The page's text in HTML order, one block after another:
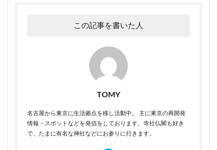
この記事を書いた人
TOMY
名古屋から東京に生活拠点を移し活動中。 主に東京の再開発
情報・スポットなどを発信をしております。寺社仏閣も好き
で、たまに有名な神社などにお参りに行きます。